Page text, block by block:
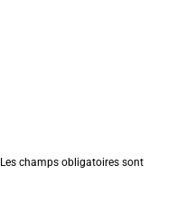
Les champs obligatoires sont